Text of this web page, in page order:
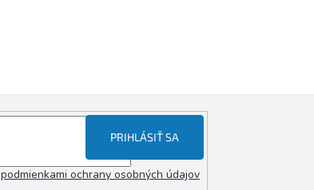
podmienkami ochrany osobných údajov
PRIHLÁSIŤ SA